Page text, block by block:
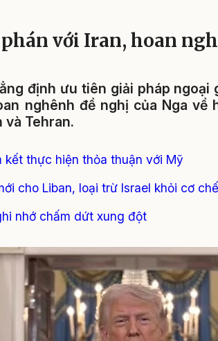
với Iran, hoan
định ưu tiên giải pháp ngoại
nghênh đề nghị của Nga
và Tehran.
kết thực hiện thỏa thuận với Mỹ
cho Liban, loại trừ Israel khỏi cơ
nhớ chấm dứt xung đột